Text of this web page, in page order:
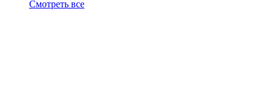
Смотреть все